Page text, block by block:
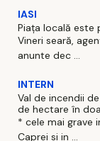
IASI
Piața locală este
Vineri seară,
anunte dec ...
INTERN
Val de incendii
de hectare în
* cele mai grave
Caprei si in ...